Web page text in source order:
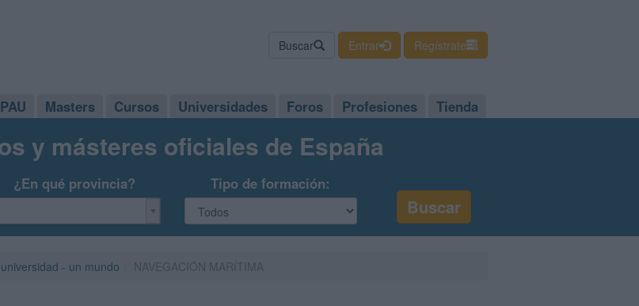
Buscar Entrar Regístrate
Masters Cursos Universidades Foros Profesiones Tienda
y másteres oficiales de España
¿En qué provincia? Tipo de formación:
- un mundo